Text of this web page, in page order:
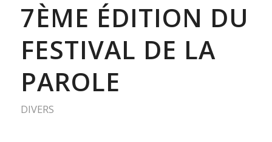
7ÈME ÉDITION DU
FESTIVAL DE LA
PAROLE
DIVERS